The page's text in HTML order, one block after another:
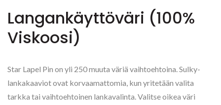
Langankäyttöväri (100%
Viskoosi)
Star Lapel Pin on yli 250 muuta väriä vaihtoehtoina. Sulky-
lankakaaviot ovat korvaamattomia, kun yritetään valita
tarkka tai vaihtoehtoinen lankavalinta. Valitse oikea väri